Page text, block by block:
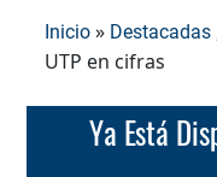
Inicio » Destacadas
UTP en cifras
Ya Está